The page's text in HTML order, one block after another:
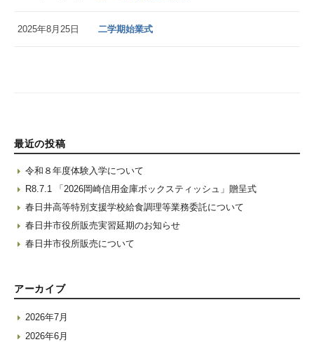
2025年8月25日 二学期始業式
最近の投稿
令和８年度体験入学について
R8.7.1 「2026岡崎信用金庫ボックスティッシュ」贈呈式
春日井高等特別支援学校給食調理等業務委託について
春日井市役所販売実習延期のお知らせ
春日井市役所販売について
アーカイブ
2026年7月
2026年6月